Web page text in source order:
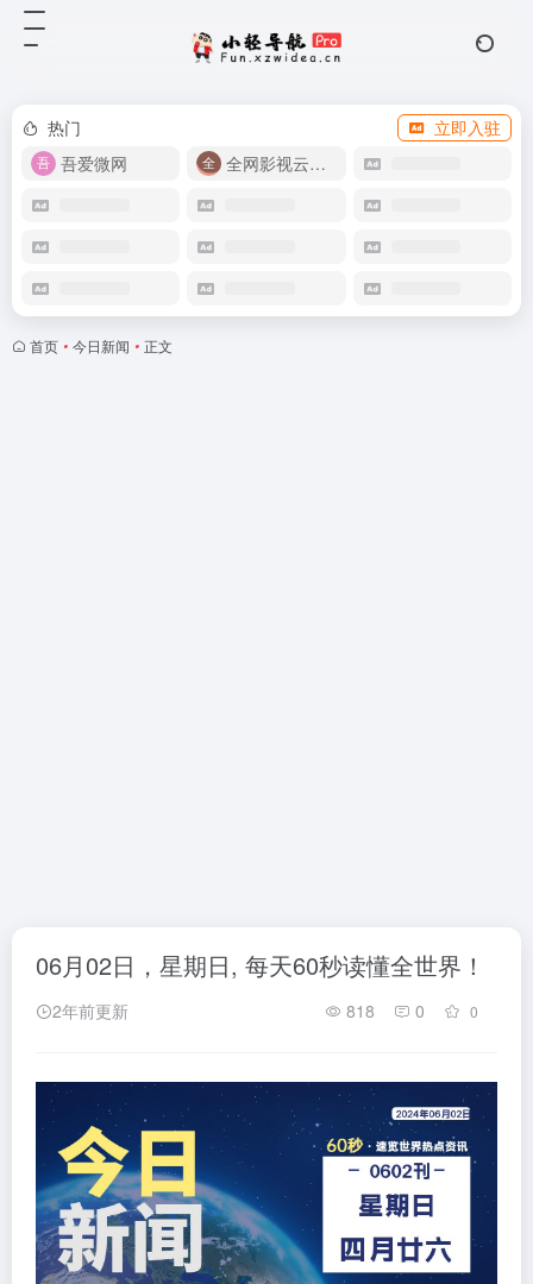
热门
立即入驻
吾爱微网
全网影视云盘资源
首页 • 今日新闻 • 正文
06月02日，星期日, 每天60秒读懂全世界！
2年前更新 818 0 0